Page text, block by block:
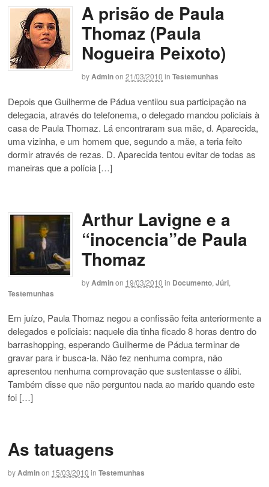
A prisão de Paula
Thomaz (Paula
Nogueira Peixoto)
byAdminon 21/03/2010 in Testemunhas
Depois que Guilherme de Pádua ventilou sua participação na
delegacia, através do telefonema, o delegado mandou policiais à
casa de Paula Thomaz. Lá encontraram sua mãe, d. Aparecida,
uma vizinha, e um homem que, segundo a mãe, a teria feito
dormir através de rezas. D. Aparecida tentou evitar de todas as
maneiras que a polícia […]
Arthur Lavigne e a
“inocencia”de Paula
Thomaz
byAdminon 19/03/2010 in Documento, Júri,
Testemunhas
Em juízo, Paula Thomaz negou a confissão feita anteriormente a
delegados e policiais: naquele dia tinha ficado 8 horas dentro do
barrashopping, esperando Guilherme de Pádua terminar de
gravar para ir busca-la. Não fez nenhuma compra, não
apresentou nenhuma comprovação que sustentasse o álibi.
Também disse que não perguntou nada ao marido quando este
foi […]
As tatuagens
byAdminon 15/03/2010 in Testemunhas